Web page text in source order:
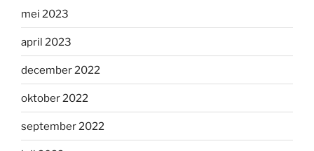
mei 2023
april 2023
december 2022
oktober 2022
september 2022